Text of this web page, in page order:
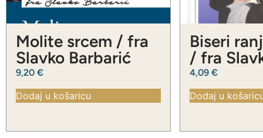
Molite srcem / fra
Slavko Barbarić
9,20 €
Dodaj u košaricu
Biseri
/ fra
Barbarić
4,09 €
Dodaj u